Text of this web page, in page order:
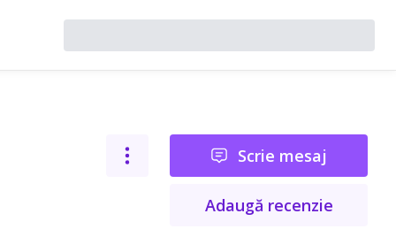
Scrie mesaj
Adaugă recenzie